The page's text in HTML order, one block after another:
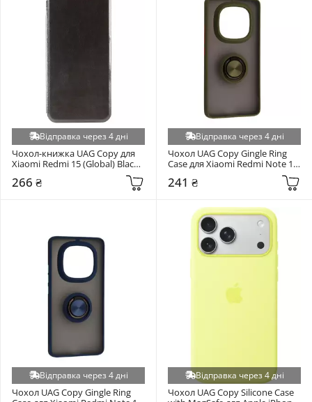
Відправка через 4 дні
Чохол-книжка UAG Copy для
Xiaomi Redmi 15 (Global) Black
266 ₴
Відправка через 4 дні
Чохол UAG Copy Gingle Ring
Case для Xiaomi Redmi Note 15
241 ₴
Відправка через 4 дні
Чохол UAG Copy Gingle Ring
Відправка через 4 дні
Чохол UAG Copy Silicone Case